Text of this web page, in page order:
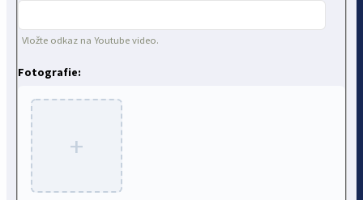
Vložte odkaz na Youtube video.
Fotografie:
+